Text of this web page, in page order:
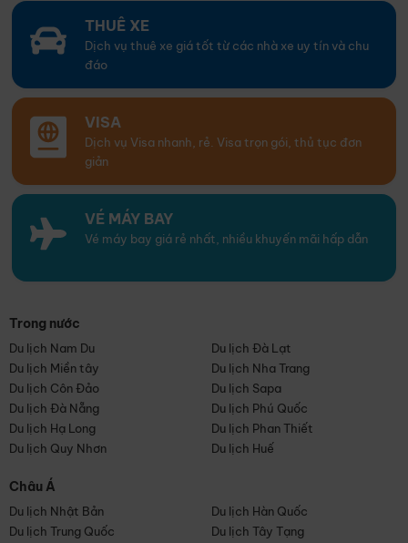
THUÊ XE
Dịch vụ thuê xe giá tốt từ các nhà xe uy tín và chu
đáo
VISA
Dịch vụ Visa nhanh, rẻ. Visa trọn gói, thủ tục đơn
giản
VÉ MÁY BAY
Vé máy bay giá rẻ nhất, nhiều khuyến mãi hấp dẫn
Trong nước
Du lịch Nam Du
Du lịch Đà Lạt
Du lịch Miền tây
Du lịch Nha Trang
Du lịch Côn Đảo
Du lịch Sapa
Du lịch Đà Nẵng
Du lịch Phú Quốc
Du lịch Hạ Long
Du lịch Phan Thiết
Du lịch Quy Nhơn
Du lịch Huế
Châu Á
Du lịch Nhật Bản
Du lịch Hàn Quốc
Du lịch Trung Quốc
Du lịch Tây Tạng